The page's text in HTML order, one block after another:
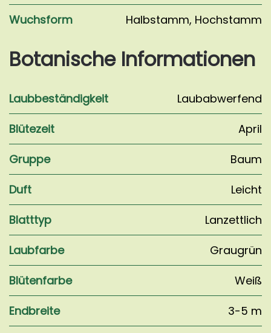
Wuchsform
Halbstamm, Hochstamm
Botanische Informationen
Laubbeständigkeit
Laubabwerfend
Blütezeit
April
Gruppe
Baum
Duft
Leicht
Blatttyp
Lanzettlich
Laubfarbe
Graugrün
Blütenfarbe
Weiß
Endbreite
3-5 m